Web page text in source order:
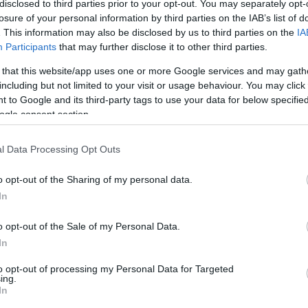
to third parties prior to your opt-out. You may separately
of your personal information by third parties on the IAB’s list of
This information may also be disclosed by us to third parties on the
Participants that may further disclose it to other third parties.
that this website/app uses one or more Google services and may
but not limited to your visit or usage behaviour. You may
to Google and its third-party tags to use your data for below
consent section.
Data Processing Opt Outs
opt-out of the Sharing of my personal data.
opt-out of the Sale of my Personal Data.
opt-out of processing my Personal Data for Targeted
mindenki lázasan várta az EP választás eredményét, és a
Brüsszel kapitulációját várták. Merthogy voltaképpen
Valamicskét visszább szorultak a liberálisok és a
konzervatívok és az Identitás pártcsaládhoz tartozók. De
amelynek következményeképpen a „brüsszeli
kellene.
újabb túlméretezett magyar ígéret, amely semmilyen
Bécsben bekövetkezett egy harmadik meglepetés
nemzetközi sajtótájékoztatót tartottak, amelyen
pártfrakció létrehozatalát.
Viktor és Andrzej Babis) beszélt, és egyhangzóan
fogalmaztak, hogy olyan új frakciót hoztak most létre,